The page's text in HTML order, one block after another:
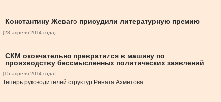
Константину Жеваго присудили литературную премию
[28 апреля 2014 года]
СКМ окончательно превратился в машину по
производству бессмысленных политических заявлений
[15 апреля 2014 года]
Теперь руководителей структур Рината Ахметова